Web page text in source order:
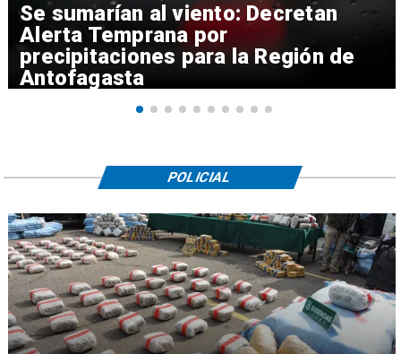
Se sumarían al viento: Decretan
Alerta Temprana por
precipitaciones para la Región de
Antofagasta
POLICIAL